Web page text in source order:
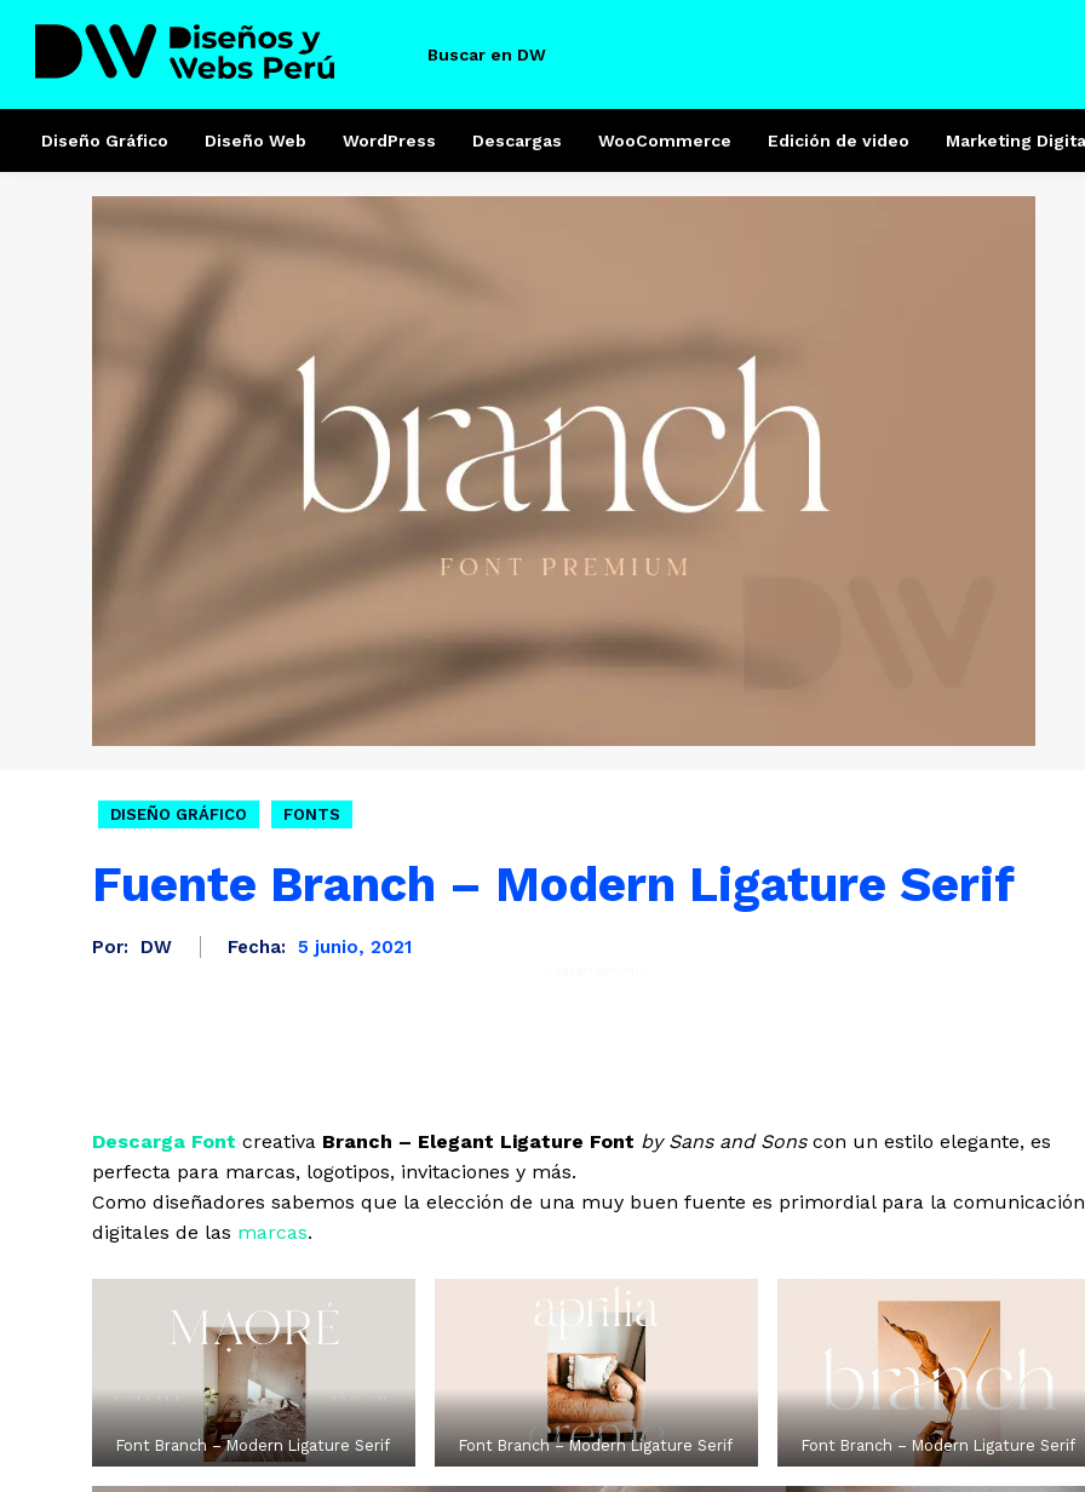
Buscar en DW
Diseño Gráfico Diseño Web WordPress Descargas WooCommerce Edición de video Marketing
DISEÑO GRÁFICO FONTS
Fuente Branch – Modern Ligature Serif
Por: DW Fecha: 5 junio, 2021
Descarga Font creativa Branch – Elegant Ligature Font by Sans and Sonscon un estilo elegante, es
perfecta para marcas, logotipos, invitaciones y más.
Como diseñadores sabemos que la elección de una muy buen fuente es primordial para la comunicación
digitales de las marcas.
Font Branch – Modern Ligature Serif Font Branch – Modern Ligature Serif Font Branch – Modern Ligature Serif